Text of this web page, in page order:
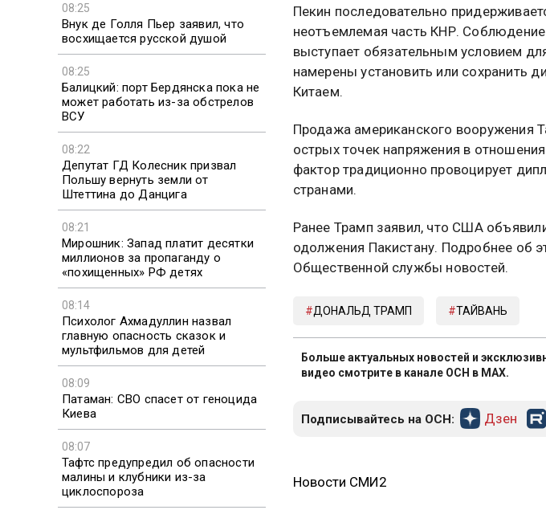
08:25
Внук де Голля Пьер заявил, что
восхищается русской душой
08:25
Балицкий: порт Бердянска пока не
может работать из-за обстрелов
ВСУ
08:22
Депутат ГД Колесник призвал
Польшу вернуть земли от
Штеттина до Данцига
08:21
Мирошник: Запад платит десятки
миллионов за пропаганду о
«похищенных» РФ детях
08:14
Психолог Ахмадуллин назвал
главную опасность сказок и
мультфильмов для детей
08:09
Патаман: СВО спасет от геноцида
Киева
08:07
Тафтс предупредил об опасности
малины и клубники из-за
циклоспороза
Пекин последовательно
неотъемлемая часть КНР. Соблюдение
выступает обязательным условием
намерены установить или сохранить
Китаем.
Продажа американского вооружения
острых точек напряжения в
фактор традиционно провоцирует
странами.
Ранее Трамп заявил, что США
одолжения Пакистану. Подробнее об
Общественной службы новостей.
ДОНАЛЬД ТРАМП ТАЙВАНЬ
Больше актуальных новостей и
видео смотрите в канале ОСН в MAX.
Подписывайтесь на ОСН: Дзен
Новости СМИ2